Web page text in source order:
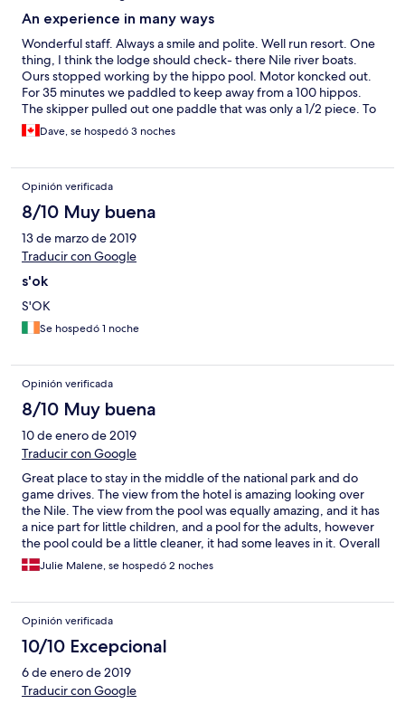
An experience in many ways
Wonderful staff. Always a smile and polite. Well run resort. One
thing, I think the lodge should check- there Nile river boats.
Ours stopped working by the hippo pool. Motor koncked out.
For 35 minutes we paddled to keep away from a 100 hippos.
The skipper pulled out one paddle that was only a 1/2 piece. To
go out with one paddle and that one being a broken half is not
acceptable. Also took at least 30 minutes for another boat to
tremendous scare to my wife.
Dave, se hospedó 3 noches
Opinión verificada
8/10 Muy buena
13 de marzo de 2019
Traducir con Google
s'ok
S'OK
Se hospedó 1 noche
Opinión verificada
8/10 Muy buena
10 de enero de 2019
Traducir con Google
Great place to stay in the middle of the national park and do
game drives. The view from the hotel is amazing looking over
the Nile. The view from the pool was equally amazing, and it has
a nice part for little children, and a pool for the adults, however
the pool could be a little cleaner, it had some leaves in it. Overall
a really nice place, that I hope to visit again. A nice surprice was
that all meals was included.
Julie Malene, se hospedó 2 noches
Opinión verificada
10/10 Excepcional
6 de enero de 2019
Traducir con Google